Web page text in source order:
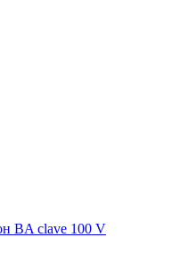
BA clave 100 V